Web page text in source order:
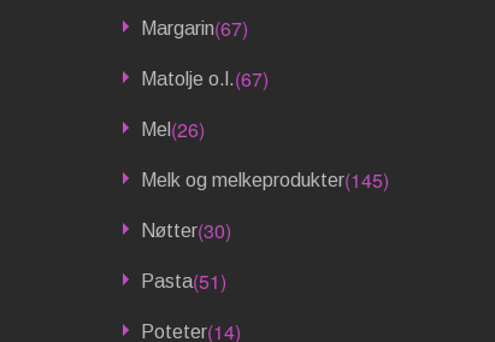
Margarin(67)
Matolje o.l.(67)
Mel (26)
Melk og melkeprodukter(145)
Nøtter(30)
Pasta(51)
Poteter(14)